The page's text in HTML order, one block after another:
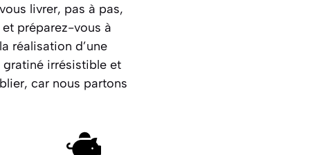
livrer, pas à pas,
préparez-vous à
réalisation d’une
gratiné irrésistible et
car nous partons